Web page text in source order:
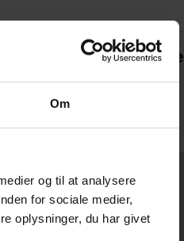
Om
og til at analysere
for sociale medier,
oplysninger, du har givet
framework of the